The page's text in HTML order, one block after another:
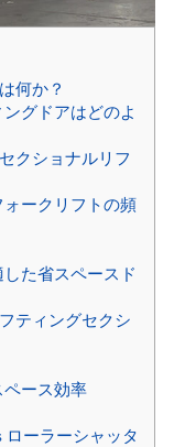
何か？
グドアはどのよ
クショナルリフ
ークリフトの頻
た省スペースド
ティングセクシ
ース効率
ローラーシャッタ